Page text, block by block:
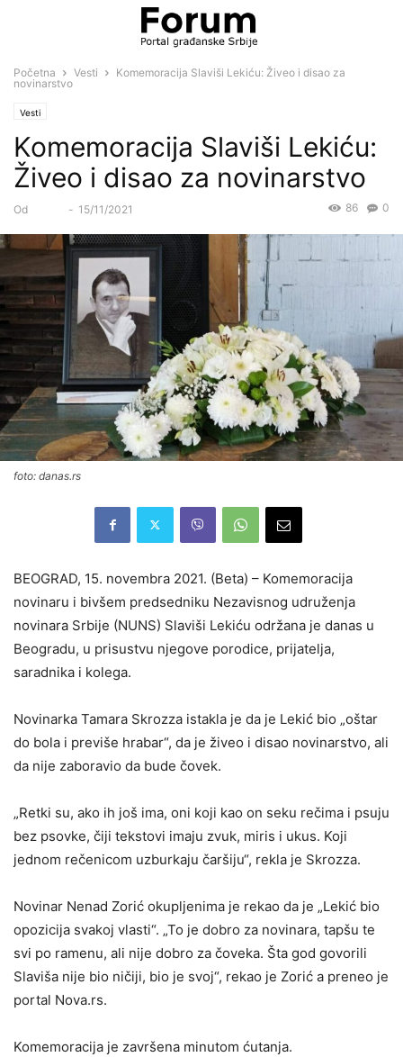
Početna Vesti
Komemoracija Slaviši Lekiću: Živeo i disao za
novinarstvo
Vesti
Komemoracija Slaviši Lekiću:
Živeo i disao za novinarstvo
Od - 15/11/2021 0
86
foto: danas.rs
BEOGRAD, 15. novembra 2021. (Beta) – Komemoracija
novinaru i bivšem predsedniku Nezavisnog udruženja
novinara Srbije (NUNS) Slaviši Lekiću održana je danas u
Beogradu, u prisustvu njegove porodice, prijatelja,
saradnika i kolega.
Novinarka Tamara Skrozza istakla je da je Lekić bio „oštar
do bola i previše hrabar“, da je živeo i disao novinarstvo, ali
da nije zaboravio da bude čovek.
„Retki su, ako ih još ima, oni koji kao on seku rečima i psuju
bez psovke, čiji tekstovi imaju zvuk, miris i ukus. Koji
jednom rečenicom uzburkaju čaršiju“, rekla je Skrozza.
Novinar Nenad Zorić okupljenima je rekao da je „Lekić bio
opozicija svakoj vlasti“. „To je dobro za novinara, tapšu te
svi po ramenu, ali nije dobro za čoveka. Šta god govorili
Slaviša nije bio ničiji, bio je svoj“, rekao je Zorić a preneo je
portal Nova.rs.
Komemoracija je završena minutom ćutanja.